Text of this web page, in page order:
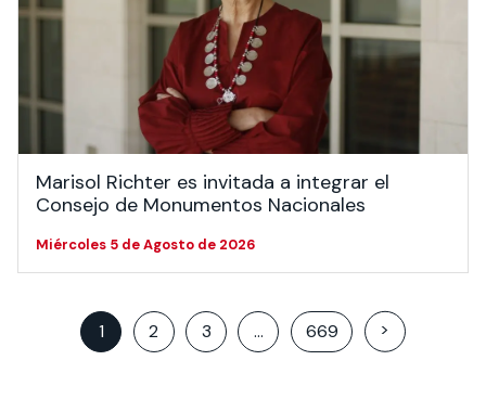
Marisol Richter es invitada a integrar el
Consejo de Monumentos Nacionales
Miércoles 5 de Agosto de 2026
Posts
1 2 3 … 669 >